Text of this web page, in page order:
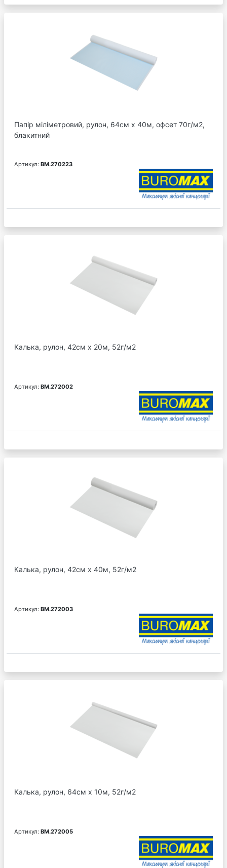
Папір міліметровий, рулон, 64см х 40м, офсет 70г/м2,
блакитний
Артикул: BM.270223
Калька, рулон, 42см х 20м, 52г/м2
Артикул: BM.272002
Калька, рулон, 42см х 40м, 52г/м2
Артикул: BM.272003
Калька, рулон, 64см х 10м, 52г/м2
Артикул: BM.272005